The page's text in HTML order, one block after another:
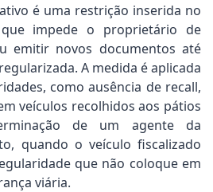
é uma restrição inserida no
impede o proprietário de
emitir novos documentos até
A medida é aplicada
como ausência de recall,
veículos recolhidos aos pátios
de um agente da
quando o veículo fiscalizado
que não coloque em
viária.